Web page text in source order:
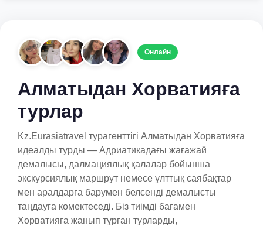
Онлайн
Алматыдан Хорватияға
турлар
Kz.Eurasiatravel турагенттігі Алматыдан Хорватияға
идеалды турды — Адриатикадағы жағажай
демалысы, далмациялық қалалар бойынша
экскурсиялық маршрут немесе ұлттық саябақтар
мен аралдарға барумен белсенді демалысты
таңдауға көмектеседі. Біз тиімді бағамен
Хорватияға жанып тұрған турларды,